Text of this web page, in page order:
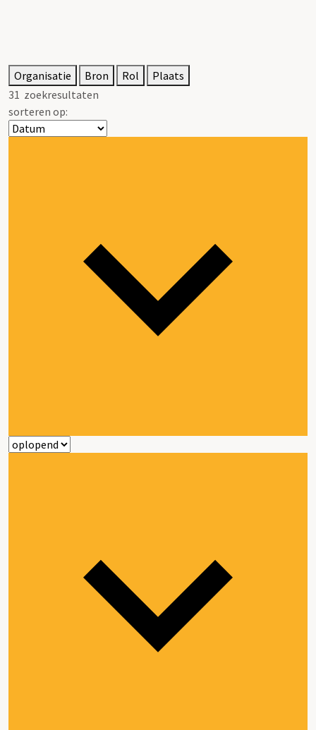
Organisatie Bron Rol
Plaats
31 zoekresultaten
sorteren op: